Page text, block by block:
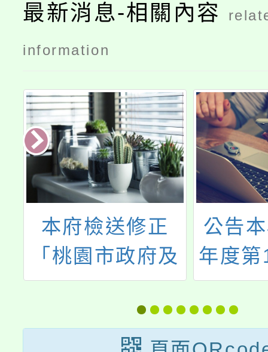
最新消息-相關內容
information
本府檢送修正
「桃園市政府及
所屬機關學校員
工健康檢查補助
問答集」1份
公告
年度
次代
師